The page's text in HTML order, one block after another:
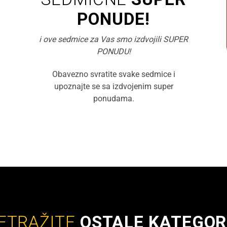
PONUDE!
i ove sedmice za Vas smo izdvojili SUPER
PONUDU!
Obavezno svratite svake sedmice i
upoznajte se sa izdvojenim super
ponudama.
OSTALE